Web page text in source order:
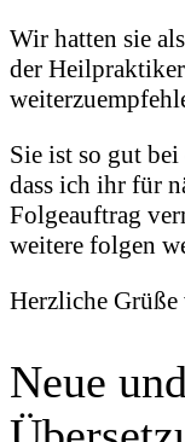
Wir hatten sie
der
Sie ist so gut
dass ich ihr für
Folgeauftrag
weitere folgen
Herzliche
Neue